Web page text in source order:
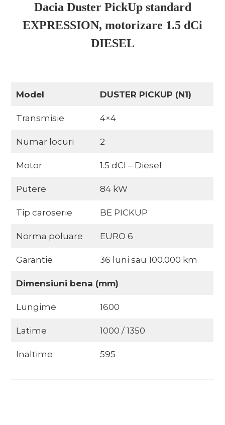
Dacia Duster PickUp standard
EXPRESSION, motorizare 1.5 dCi
DIESEL
Model DUSTER PICKUP (N1)
Transmisie 4×4
Numar locuri 2
Motor 1.5 dCI – Diesel
Putere 84 kW
Tip caroserie BE PICKUP
Norma poluare EURO 6
Garantie 36 luni sau 100.000 km
Dimensiuni bena (mm)
Lungime 1600
Latime 1000 / 1350
Inaltime 595